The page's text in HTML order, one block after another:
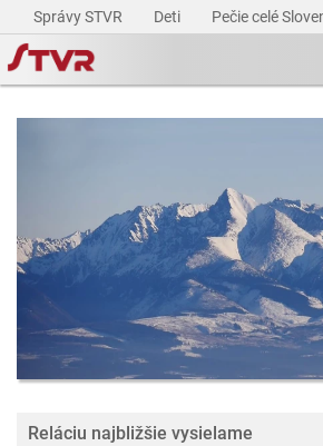
Správy STVR Deti Pečie celé
Reláciu najbližšie vysielame